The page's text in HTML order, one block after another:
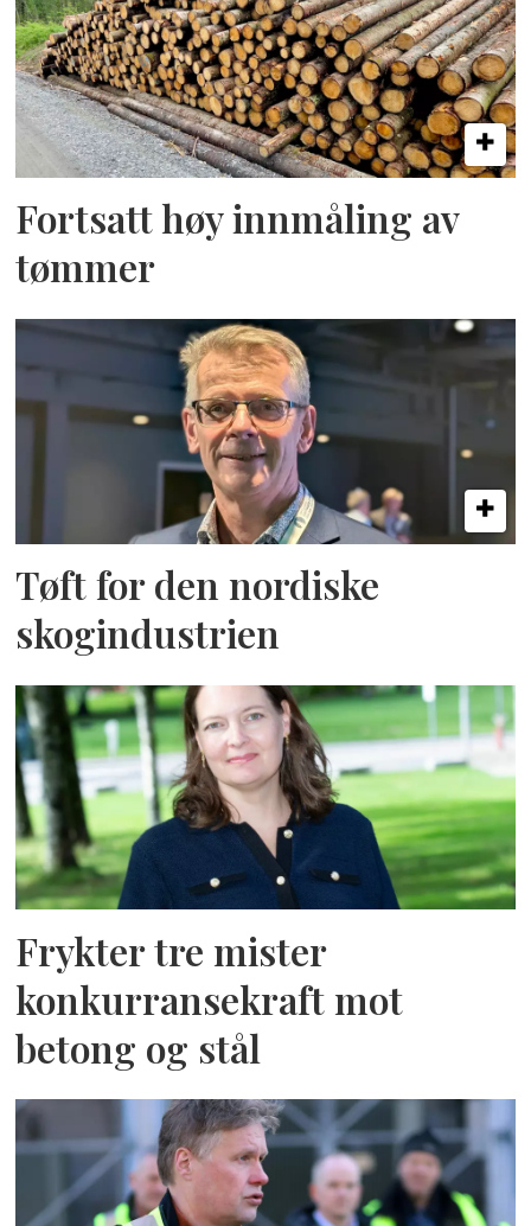
Fortsatt høy innmåling av
tømmer
Tøft for den nordiske
skogindustrien
Frykter tre mister
konkurransekraft mot
betong og stål